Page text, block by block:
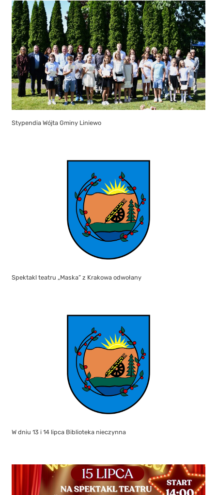
Stypendia Wójta Gminy Liniewo
Spektakl teatru „Maska” z Krakowa odwołany
W dniu 13 i 14 lipca Biblioteka nieczynna